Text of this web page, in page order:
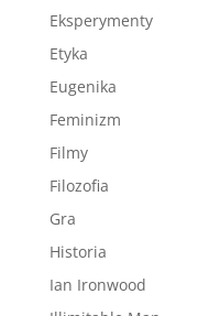
Eksperymenty
Etyka
Eugenika
Feminizm
Filmy
Filozofia
Gra
Historia
Ian Ironwood